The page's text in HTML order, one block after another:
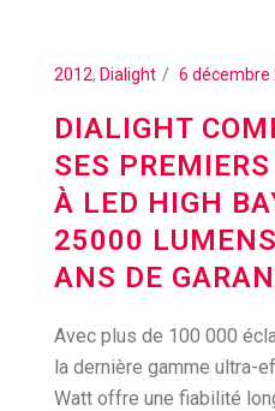
2012, Dialight 6 décembre
DIALIGHT
SES
À LED HIGH
25000
ANS DE
Avec plus de 100 000
la dernière gamme ultra-
Watt offre une fiabilité